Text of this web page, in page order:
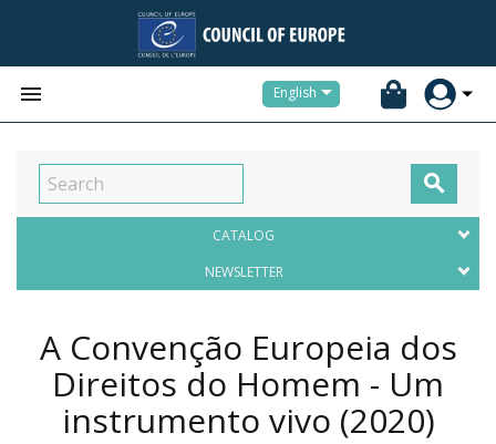
 English

CATALOG
NEWSLETTER
A Convenção Europeia dos
Direitos do Homem - Um
instrumento vivo (2020)